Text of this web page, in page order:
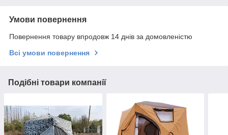
Умови повернення
Повернення товару впродовж 14 днів за домовленістю
Всі умови повернення
Подібні товари компанії